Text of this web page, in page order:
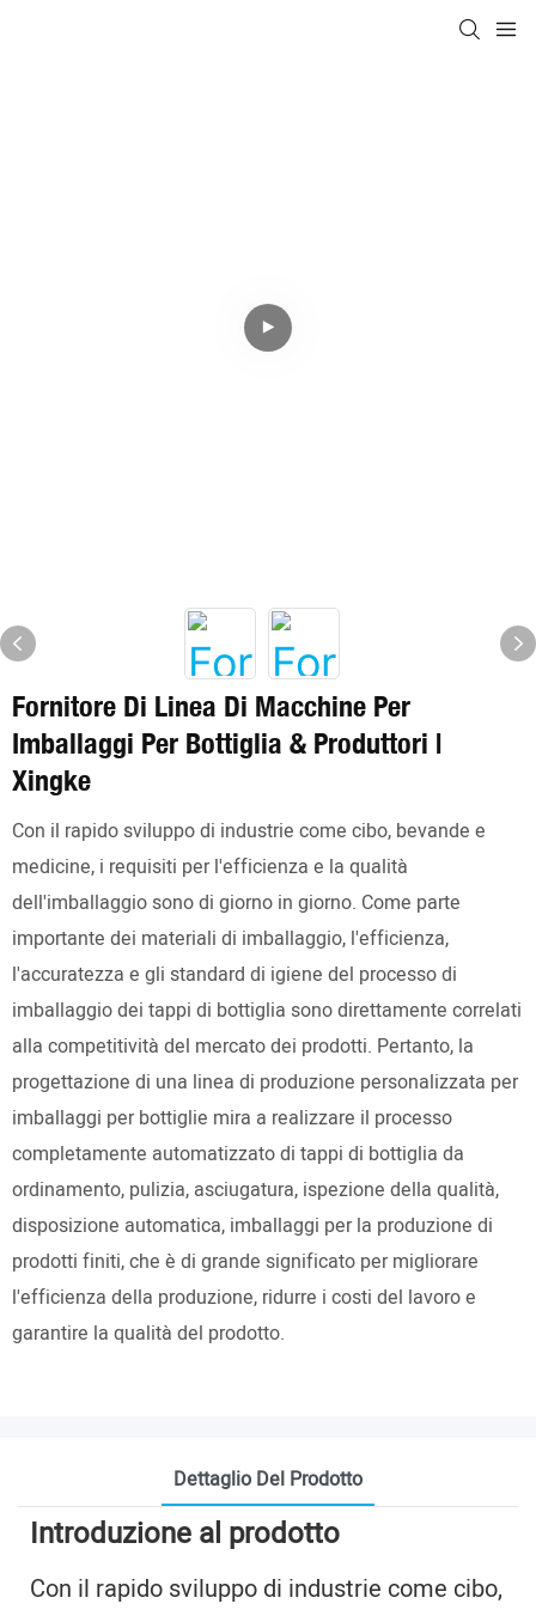
Fornitore Di Linea Di Macchine Per
Imballaggi Per Bottiglia & Produttori |
Xingke
Con il rapido sviluppo di industrie come cibo, bevande e
medicine, i requisiti per l'efficienza e la qualità
dell'imballaggio sono di giorno in giorno. Come parte
importante dei materiali di imballaggio, l'efficienza,
l'accuratezza e gli standard di igiene del processo di
imballaggio dei tappi di bottiglia sono direttamente correlati
alla competitività del mercato dei prodotti. Pertanto, la
progettazione di una linea di produzione personalizzata per
imballaggi per bottiglie mira a realizzare il processo
completamente automatizzato di tappi di bottiglia da
ordinamento, pulizia, asciugatura, ispezione della qualità,
disposizione automatica, imballaggi per la produzione di
prodotti finiti, che è di grande significato per migliorare
l'efficienza della produzione, ridurre i costi del lavoro e
garantire la qualità del prodotto.
Dettaglio Del Prodotto
Introduzione al prodotto
Con il rapido sviluppo di industrie come cibo,